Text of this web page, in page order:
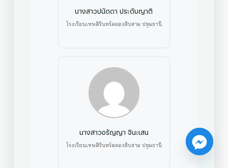
นางสาวปนัดดา ประดับญาติ
โรงเรียนเทพศิรินทร์คลองสิบสาม ปทุมธานี
นางสาวอรัญญา จินะเสน
โรงเรียนเทพศิรินทร์คลองสิบสาม ปทุมธานี